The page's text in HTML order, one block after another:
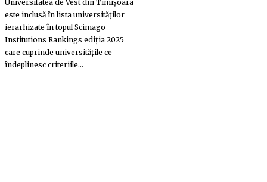
Universitatea de Vest din Timișoara
este inclusă în lista universităților
ierarhizate în topul Scimago
Institutions Rankings ediția 2025
care cuprinde universităţile ce
îndeplinesc criteriile...